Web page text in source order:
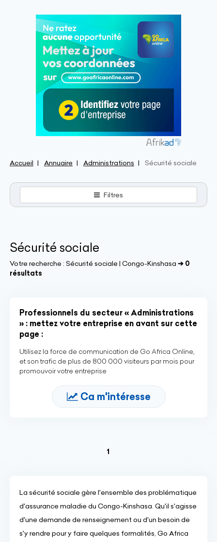
Accueil Annuaire Administrations Sécurité sociale
Filtres
Sécurité sociale
Votre recherche : Sécurité sociale | Congo-Kinshasa ➔ 0
résultats
Professionnels du secteur « Administrations
» : mettez votre entreprise en avant sur cette
page :
Utilisez la force de communication de Go Africa Online,
et son trafic de plus de 800 000 visiteurs par mois pour
promouvoir votre entreprise
Ca m'intéresse
1
La sécurité sociale gère l'ensemble des problématique
d'assurance maladie du Congo-Kinshasa. Qu'il s'agisse
d'une demande de renseignement ou d'un besoin de
s'y rendre pour y faire quelques formalités, Go Africa